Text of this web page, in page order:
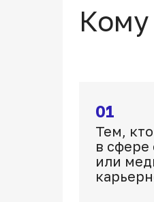
Кому
01
Тем,
в сфере
или